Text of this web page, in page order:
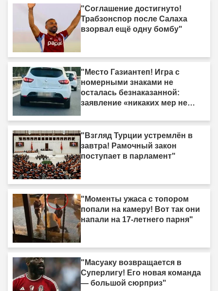
"Соглашение достигнуто!
Трабзонспор после Салаха
взорвал ещё одну бомбу"
"Место Газиантеп! Игра с
номерными знаками не
осталась безнаказанной:
заявление «никаких мер не
"Взгляд Турции устремлён в
завтра! Рамочный закон
поступает в парламент"
"Моменты ужаса с топором
попали на камеру! Вот так они
напали на 17-летнего парня"
"Масуаку возвращается в
Суперлигу! Его новая команда
— большой сюрприз"